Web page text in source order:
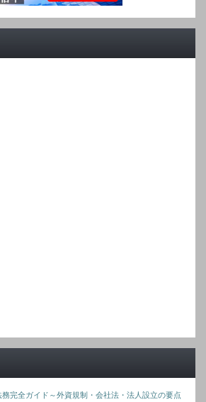
完全ガイド～外資規制・会社法・法人設立の要点